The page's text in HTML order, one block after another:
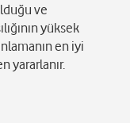
ve
yüksek
en iyi
yararlanır.